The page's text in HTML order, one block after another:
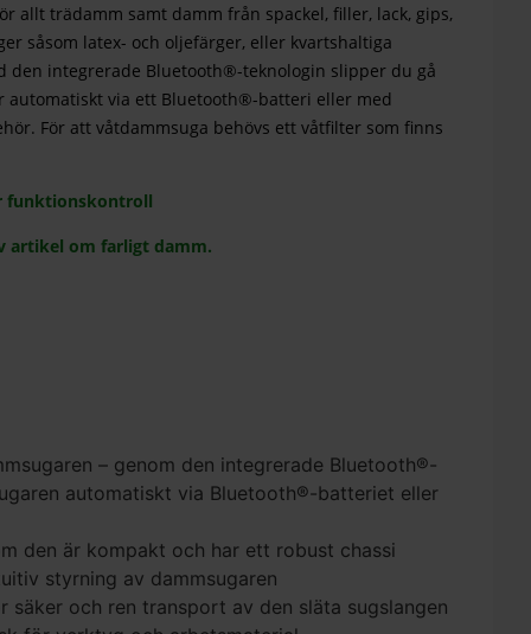
allt trädamm samt damm från spackel, filler, lack, gips,
såsom latex- och oljefärger, eller kvartshaltiga
den integrerade Bluetooth®-teknologin slipper du gå
via ett Bluetooth®-batteri eller med
För att våtdammsuga behövs ett våtfilter som finns
funktionskontroll
artikel om farligt damm.
– genom den integrerade Bluetooth®-
automatiskt via Bluetooth®-batteriet eller
den är kompakt och har ett robust chassi
styrning av dammsugaren
säker och ren transport av den släta sugslangen